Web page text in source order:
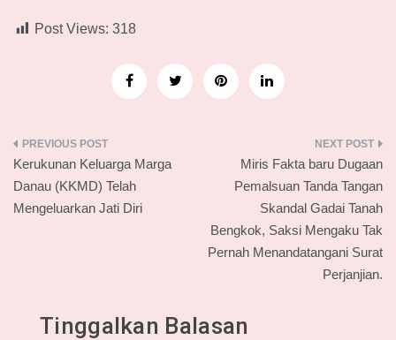
Post Views: 318
Navigasi
pos
Kerukunan Keluarga Marga
Danau (KKMD) Telah
Mengeluarkan Jati Diri
Miris Fakta baru Dugaan
Pemalsuan Tanda Tangan
Skandal Gadai Tanah
Bengkok, Saksi Mengaku Tak
Pernah Menandatangani Surat
Perjanjian.
Tinggalkan Balasan